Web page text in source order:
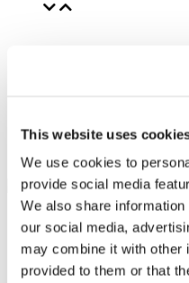
This website uses
We use cookies to
provide social media
We also share
our social media,
may combine it with other
provided to them or that